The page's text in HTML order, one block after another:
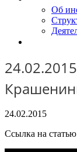
Об
24.02.2015
Ссылка на